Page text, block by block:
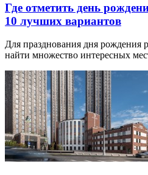
Где отметить день
10 лучших вариантов
Для празднования дня рождения
найти множество интересных